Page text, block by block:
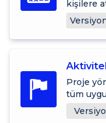
kişilere
Proje
tüm